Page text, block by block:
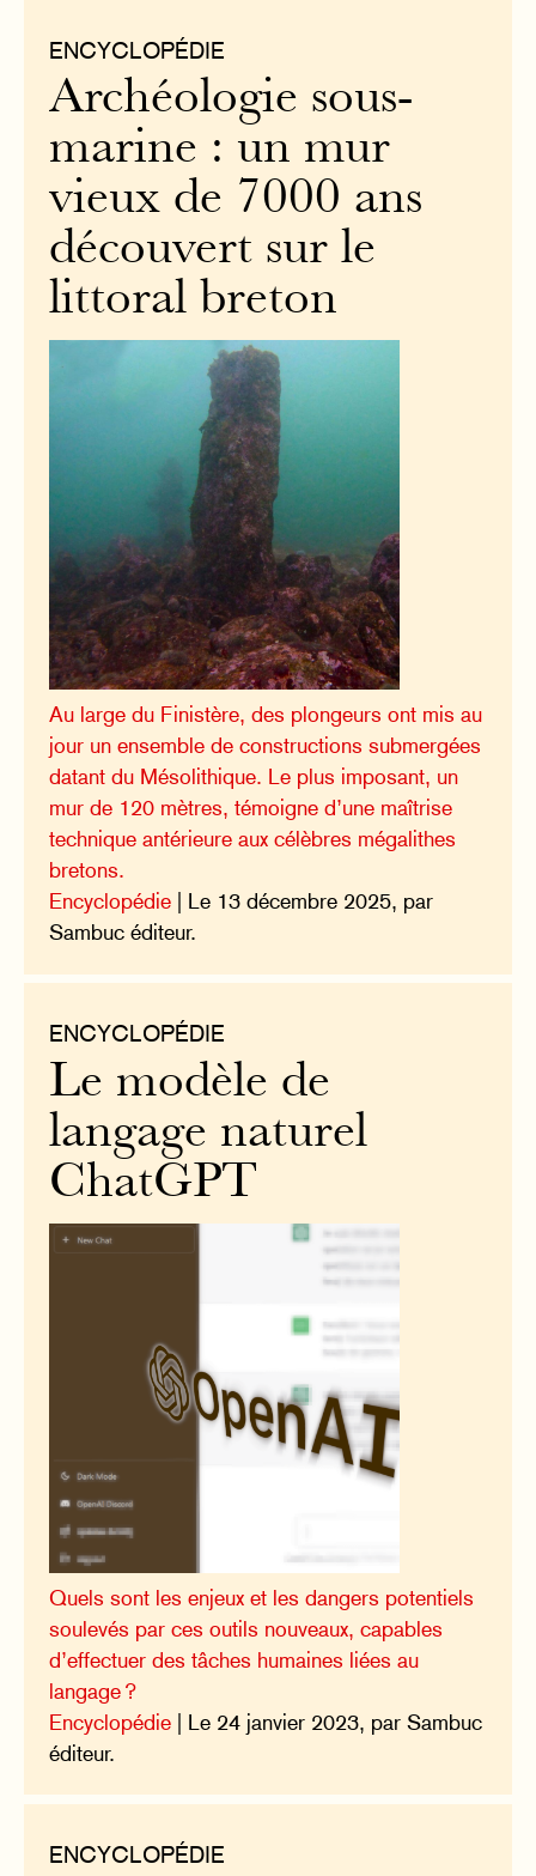
ENCYCLOPÉDIE
Archéologie sous-
marine : un mur
vieux de 7000 ans
découvert sur le
littoral breton
Au large du Finistère, des plongeurs ont mis au
jour un ensemble de constructions submergées
datant du Mésolithique. Le plus imposant, un
mur de 120 mètres, témoigne d’une maîtrise
technique antérieure aux célèbres mégalithes
bretons.
Encyclopédie | Le 13 décembre 2025, par
Sambuc éditeur.
ENCYCLOPÉDIE
Le modèle de
langage naturel
ChatGPT
Quels sont les enjeux et les dangers potentiels
soulevés par ces outils nouveaux, capables
d’effectuer des tâches humaines liées au
langage ?
Encyclopédie | Le 24 janvier 2023, par Sambuc
éditeur.
ENCYCLOPÉDIE